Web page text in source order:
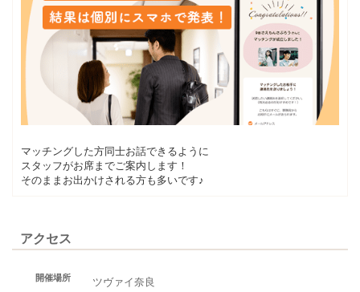
マッチングした方同士お話できるように
スタッフがお席までご案内します！
そのままお出かけされる方も多いです♪
アクセス
開催場所
ツヴァイ奈良